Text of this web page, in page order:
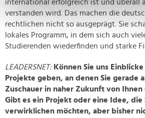
bestimmten Merkmalen
Erfahren Sie mehr darüber, wie Ihre
verarbeitet werden, und legen Sie Ihre
Abschnitt Einzelheiten
fest.
Wir verwenden Cookies, um Inhalte
personalisieren, Funktionen für
zu können und die Zugriffe auf
analysieren. Außerdem geben wir
Verwendung unserer Website an
international erfolgreich ist und überall
verstanden wird. Das machen die
rechtlichen nicht so ausgeprägt. Sie
lokales Programm, in dem sich auch
Studierenden wiederfinden und starke
LEADERSNET: Können Sie uns
Projekte geben, an denen Sie gerade
Zuschauer in naher Zukunft von
Gibt es ein Projekt oder eine Idee, die
verwirklichen möchten, aber bisher